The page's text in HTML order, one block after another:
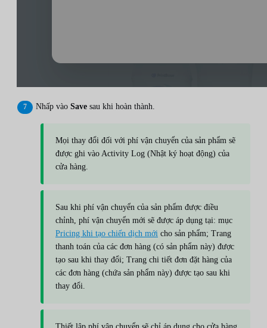
Nhấp vào Save sau khi hoàn thành.
Mọi thay đổi đối với phí vận chuyển của sản phẩm sẽ
được ghi vào Activity Log (Nhật ký hoạt động) của
cửa hàng.
Sau khi phí vận chuyển của sản phẩm được điều
chỉnh, phí vận chuyển mới sẽ được áp dụng tại: mục
Pricing khi tạo chiến dịch mới cho sản phẩm; Trang
thanh toán của các đơn hàng (có sản phẩm này) được
tạo sau khi thay đổi; Trang chi tiết đơn đặt hàng của
các đơn hàng (chứa sản phẩm này) được tạo sau khi
thay đổi.